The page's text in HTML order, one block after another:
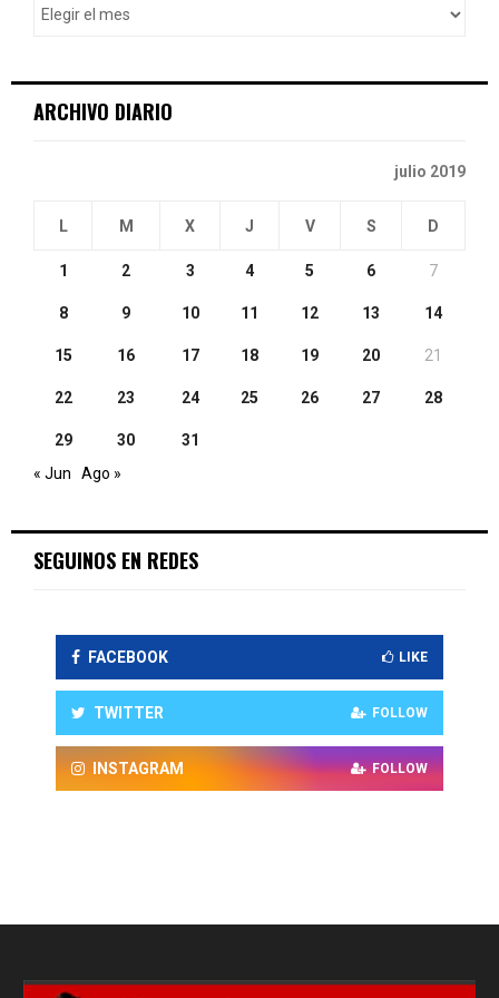
ARCHIVO DIARIO
julio 2019
L M X J V S D
1 2 3 4 5 6 7
8 9 10 11 12 13 14
15 16 17 18 19 20 21
22 23 24 25 26 27 28
29 30
31
« Jun
Ago »
SEGUINOS EN REDES
FACEBOOK LIKE
TWITTER FOLLOW
INSTAGRAM FOLLOW